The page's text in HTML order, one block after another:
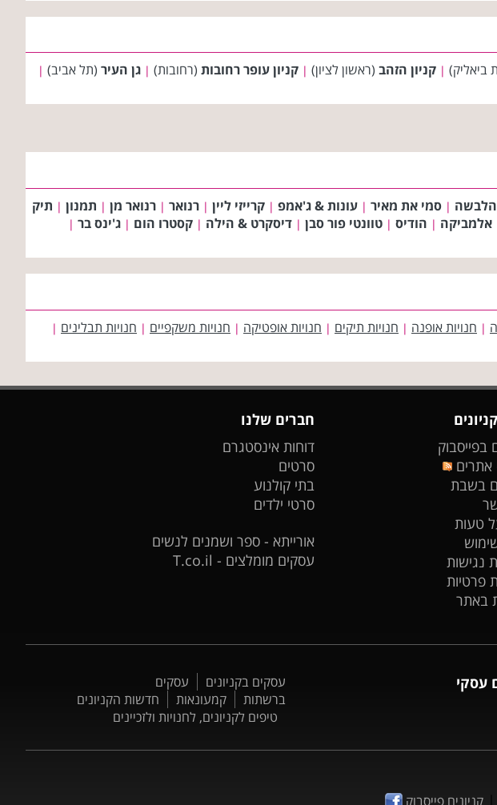
ביאליק) | קניון הזהב (ראשון לציון) | קניון עופר רחובות (רחובות) | גן העיר (תל אביב) |
הלבשה | סמי את מאיר | עונות & ג'אמפ | קרייזי ליין | רנואר | רנואר מן | תמנון | תיק
אלמביקה | הודיס | טוונטי פור סבן | דיסקרט & הילה | קסטרו הום | ג'ינס בר |
| חנויות אופנה | חנויות תיקים | חנויות אופטיקה | חנויות משקפיים | חנויות תבלינים |
בפייסבוק
אתרים
בשבת
טעות
נגישות
פרטיות
באתר
חברים שלנו
דוחות אינסטגרם
סרטים
בתי קולנוע
סרטי ילדים
אורייתא - ספר ושמנים לנשים
עסקים מומלצים - T.co.il
עסקי עסקים בקניונים
עסקים
ברשתות
קמעונאות
חדשות הקניונים
טיפים לקניונים, לחנויות ולזכיינים
|קניונים פייסבוק